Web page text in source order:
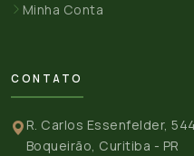
Minha Conta
CONTATO
R. Carlos Essenfelder, 544
Boqueirão, Curitiba - PR